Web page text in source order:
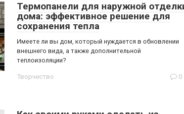
Термопанели для наружной
дома: эффективное решение для
сохранения тепла
Имеете ли вы дом, который нуждается в обновлении
внешнего вида, а также дополнительной
теплоизоляции?
Творчество 0